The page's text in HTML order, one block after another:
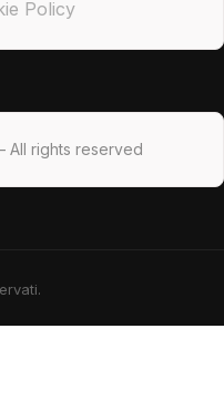
Policy
All rights reserved